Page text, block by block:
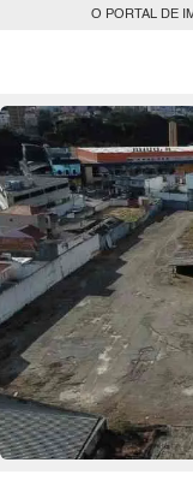
O PORTAL DE